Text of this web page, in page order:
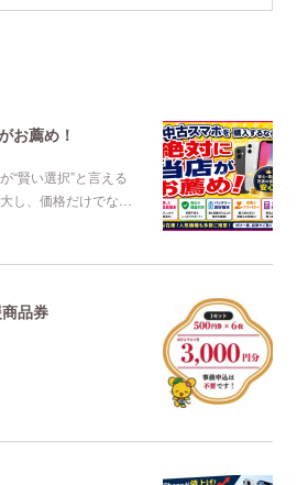
お薦め！
“賢い選択”と言える
し、価格だけでな…
品券